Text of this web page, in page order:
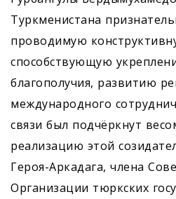
Туркменистана
проводимую
способствующую
благополучия, развитию
международного
связи был подчёркнут
реализацию этой
Героя-Аркадага, члена
Организации тюркских